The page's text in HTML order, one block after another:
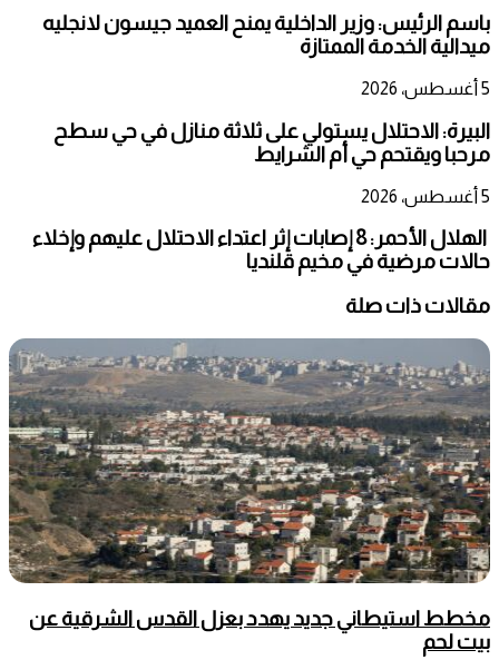
باسم الرئيس: وزير الداخلية يمنح العميد جيسون لانجليه
ميدالية الخدمة الممتازة
5 أغسطس، 2026
البيرة: الاحتلال يستولي على ثلاثة منازل في حي سطح
مرحبا ويقتحم حي أم الشرايط
5 أغسطس، 2026
الهلال الأحمر: 8 إصابات إثر اعتداء الاحتلال عليهم وإخلاء
حالات مرضية في مخيم قلنديا
مقالات ذات صلة
مخطط استيطاني جديد يهدد بعزل القدس الشرقية عن
بيت لحم